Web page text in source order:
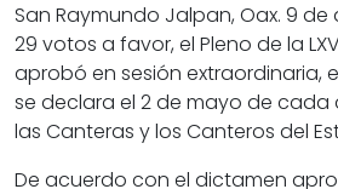
San Raymundo Jalpan, Oax. 9 de
29 votos a favor, el Pleno de la
aprobó en sesión extraordinaria,
se declara el 2 de mayo de cada
las Canteras y los Canteros del
De acuerdo con el dictamen